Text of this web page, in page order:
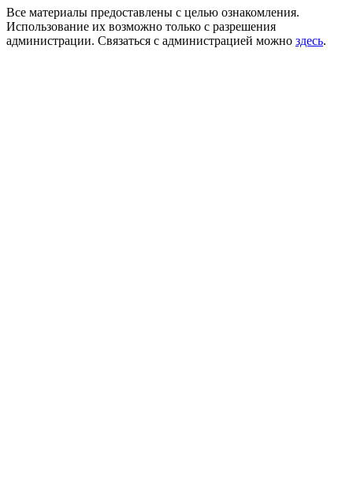
Все материалы предоставлены с целью ознакомления.
Использование их возможно только с разрешения
администрации. Связаться с администрацией можно здесь.